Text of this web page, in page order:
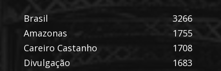
Brasil
3266
Amazonas
1755
Careiro Castanho
1708
Divulgação
1683